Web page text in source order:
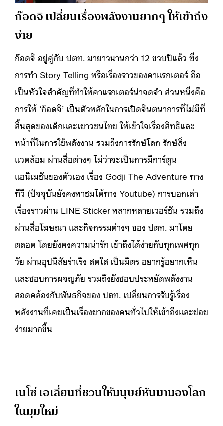
ก๊อดจิ เปลี่ยนเรื่องพลังงานยากๆ ให้เข้าถึง
ง่าย
ก๊อดจิ อยู่คู่กับ ปตท. มายาวนานกว่า 12 ขวบปีแล้ว ซึ่ง
การทำ Story Telling หรือเรื่องราวของคาแรกเตอร์ ถือ
เป็นหัวใจสำคัญที่ทำให้คาแรกเตอร์น่าจดจำ ส่วนหนึ่งคือ
การให้ ‘ก๊อดจิ’ เป็นตัวหลักในการเปิดจินตนาการที่ไม่มีที่
สิ้นสุดของเด็กและเยาวชนไทย ให้เข้าใจเรื่องสิทธิและ
หน้าที่ในการใช้พลังงาน รวมถึงการรักษ์โลก รักษ์สิ่ง
แวดล้อม ผ่านสื่อต่างๆ ไม่ว่าจะเป็นการมีการ์ตูน
แอนิเมชันของตัวเอง เรื่อง Godji The Adventure ทาง
ทีวี (ปัจจุบันยังคงหาชมได้ทาง Youtube) การบอกเล่า
เรื่องราวผ่าน LINE Sticker หลากหลายเวอร์ชัน รวมถึง
ผ่านสื่อโฆษณา และกิจกรรมต่างๆ ของ ปตท. มาโดย
ตลอด โดยยังคงความน่ารัก เข้าถึงได้ง่ายกับทุกเพศทุก
วัย ผ่านอุปนิสัยร่าเริง สดใส เป็นมิตร อยากรู้อยากเห็น
และชอบการผจญภัย รวมถึงยังชอบประหยัดพลังงาน
สอดคล้องกับพันธกิจของ ปตท. เปลี่ยนการรับรู้เรื่อง
พลังงานที่เคยเป็นเรื่องยากของคนทั่วไปให้เข้าถึงและย่อย
ง่ายมากขึ้น
เนโซ่ เอเลี่ยนที่ชวนให้มนุษย์หันมามองโลก
ในมุมใหม่